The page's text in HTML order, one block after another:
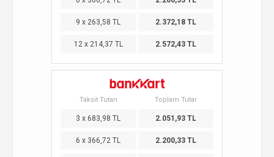
9 x 263,58 TL 2.372,18 TL
12 x 214,37 TL 2.572,43 TL
Taksit Tutarı Toplam Tutar
3 x 683,98 TL 2.051,93 TL
6 x 366,72 TL 2.200,33 TL